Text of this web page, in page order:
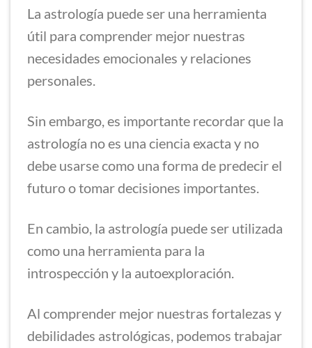
La astrología puede ser una herramienta
útil para comprender mejor nuestras
necesidades emocionales y relaciones
personales.
Sin embargo, es importante recordar que la
astrología no es una ciencia exacta y no
debe usarse como una forma de predecir el
futuro o tomar decisiones importantes.
En cambio, la astrología puede ser utilizada
como una herramienta para la
introspección y la autoexploración.
Al comprender mejor nuestras fortalezas y
debilidades astrológicas, podemos trabajar